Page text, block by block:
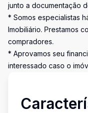
junto a documentação
* Somos especialistas
Imobiliário. Prestamos
compradores.
* Aprovamos seu
interessado caso o